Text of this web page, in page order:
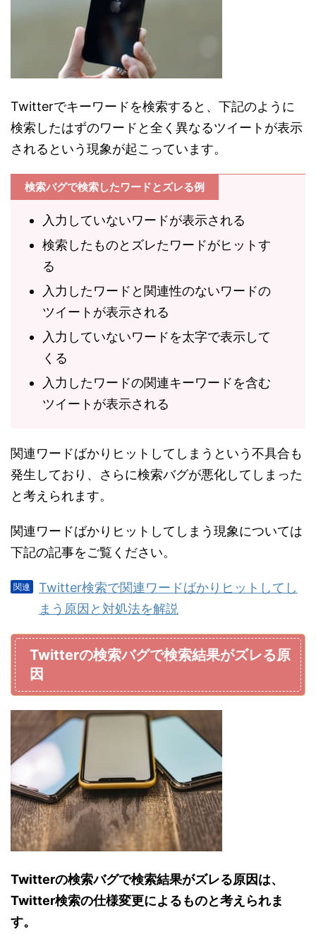
Twitterでキーワードを検索すると、下記のように
検索したはずのワードと全く異なるツイートが表示
されるという現象が起こっています。
検索バグで検索したワードとズレる例
入力していないワードが表示される
検索したものとズレたワードがヒットす
る
入力したワードと関連性のないワードの
ツイートが表示される
入力していないワードを太字で表示して
くる
入力したワードの関連キーワードを含む
ツイートが表示される
関連ワードばかりヒットしてしまうという不具合も
発生しており、さらに検索バグが悪化してしまった
と考えられます。
関連ワードばかりヒットしてしまう現象については
下記の記事をご覧ください。
Twitter検索で関連ワードばかりヒットしてし
まう原因と対処法を解説
Twitterの検索バグで検索結果がズレる原
因
Twitterの検索バグで検索結果がズレる原因は、
Twitter検索の仕様変更によるものと考えられま
す。